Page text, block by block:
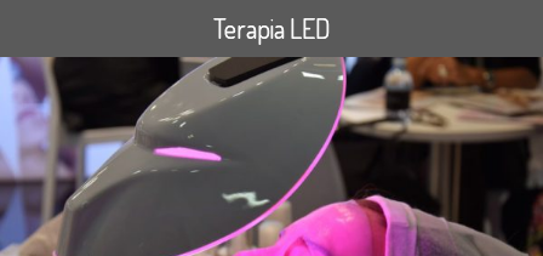
Terapia LED